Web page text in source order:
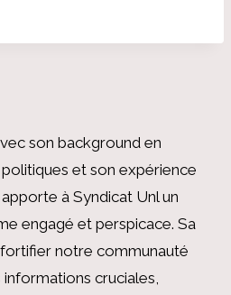
son background en
et son expérience
à Syndicat Unl un
engagé et perspicace. Sa
fortifier notre communauté
informations cruciales,